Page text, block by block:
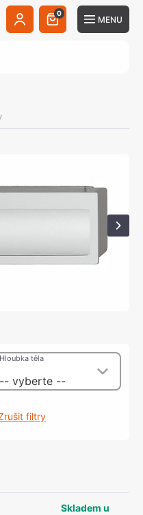
0
MENU
-- vyberte --
Hloubka těla
filtry
Skladem u